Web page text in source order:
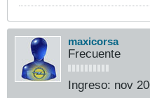
maxicorsa
Frecuente
Ingreso: nov